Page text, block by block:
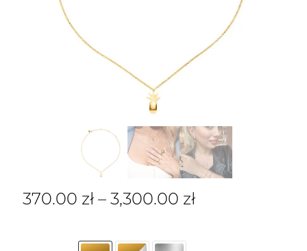
370.00 zł – 3,300.00 zł